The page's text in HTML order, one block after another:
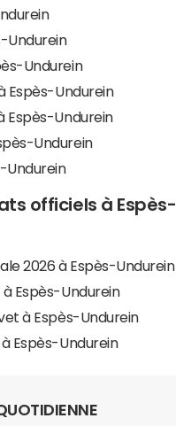
Undurein
Undurein
Espès-Undurein
Espès-Undurein
Undurein
Undurein
officiels à Espès-
2026 à Espès-Undurein
Espès-Undurein
à Espès-Undurein
à Espès-Undurein